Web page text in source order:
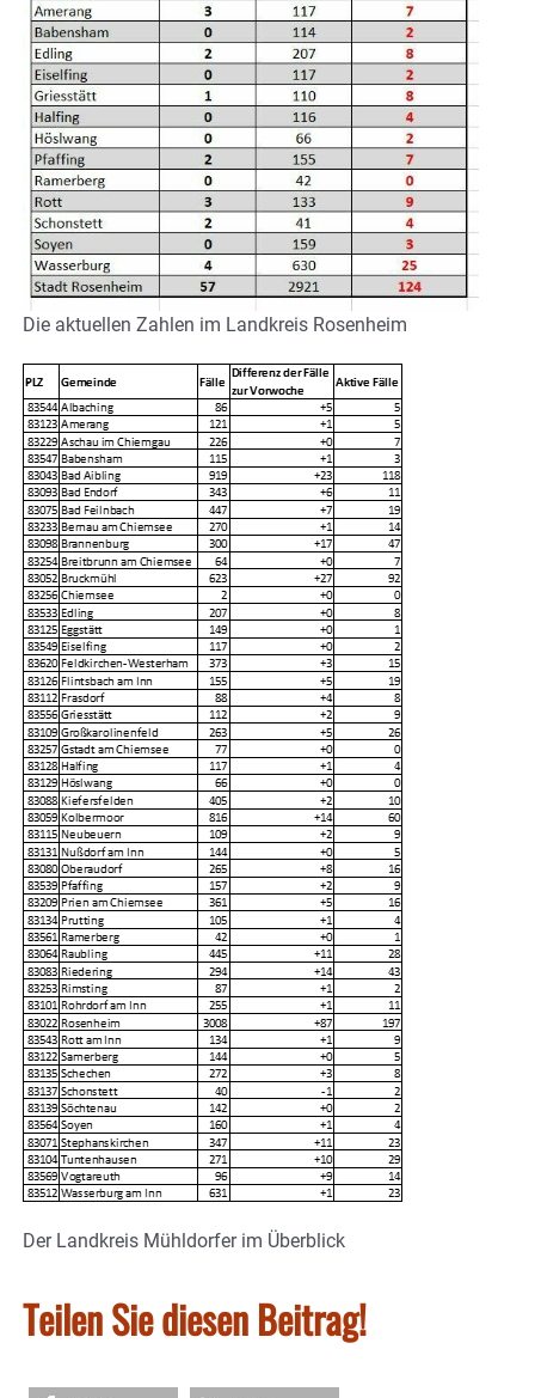
Die aktuellen Zahlen im Landkreis Rosenheim
Der Landkreis Mühldorfer im Überblick
Teilen Sie diesen Beitrag!